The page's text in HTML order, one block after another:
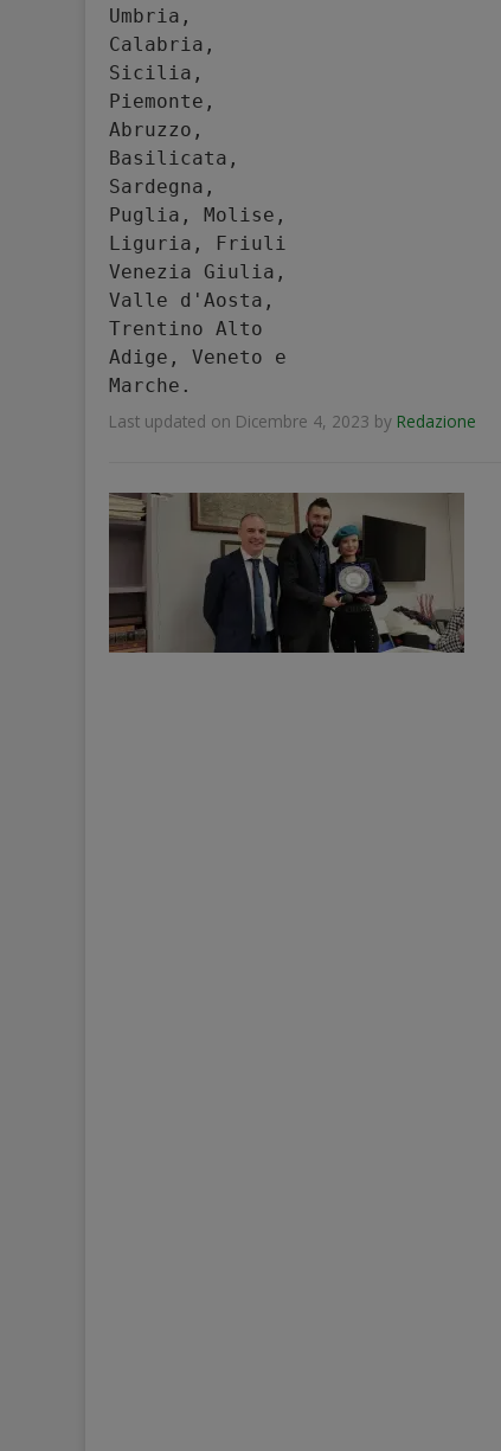
Umbria,
Calabria,
Sicilia,
Piemonte,
Abruzzo,
Basilicata,
Sardegna,
Puglia, Molise,
Liguria, Friuli
Venezia Giulia,
Valle d'Aosta,
Trentino Alto
Adige, Veneto e
Marche.
Last updated on Dicembre 4, 2023 by Redazione